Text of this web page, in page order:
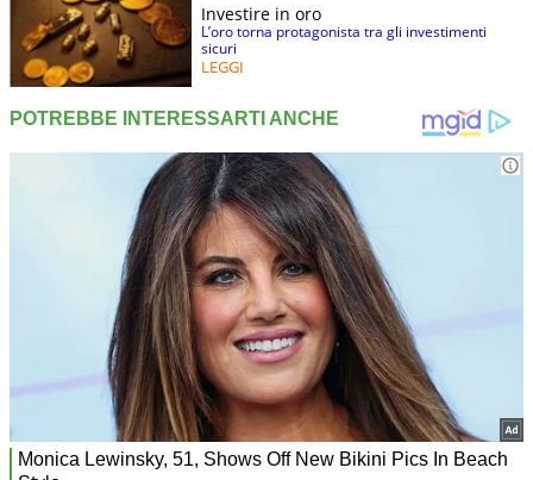
Investire in oro
L’oro torna protagonista tra gli investimenti
sicuri
LEGGI